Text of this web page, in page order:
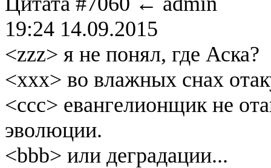
19:24 14.09.2015
<zzz> я не понял, где Аска?
<xxx> во влажных снах
<ccc> евангелионщик не
эволюции.
<bbb> или деградации...